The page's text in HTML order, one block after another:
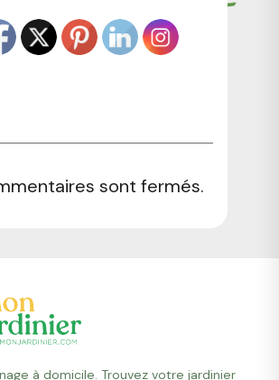
sont fermés.
à domicile. Trouvez votre jardinier